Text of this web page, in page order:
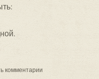
комментарии